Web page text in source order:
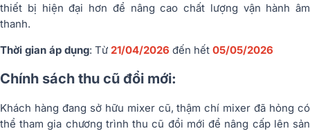
thiết bị hiện đại hơn để nâng cao chất lượng vận hành âm
thanh.
Thời gian áp dụng: Từ 21/04/2026 đến hết 05/05/2026
Chính sách thu cũ đổi mới:
Khách hàng đang sở hữu mixer cũ, thậm chí mixer đã hỏng có
thể tham gia chương trình thu cũ đổi mới để nâng cấp lên sản